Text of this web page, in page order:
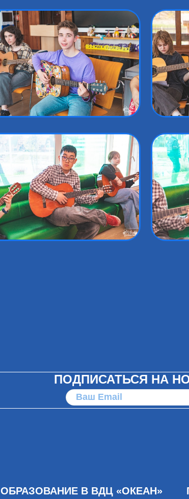
ПОДПИСАТЬСЯ НА
ОБРАЗОВАНИЕ В ВДЦ «ОКЕАН»